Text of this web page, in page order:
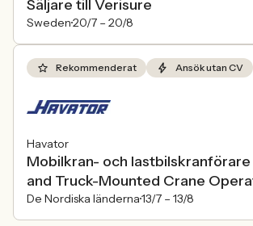
Säljare till Verisure
Sweden20/7 – 20/8
Rekommenderat Ansök utan CV
Havator
Mobilkran- och
and Truck-Mounted Crane
De Nordiska länderna13/7 – 13/8